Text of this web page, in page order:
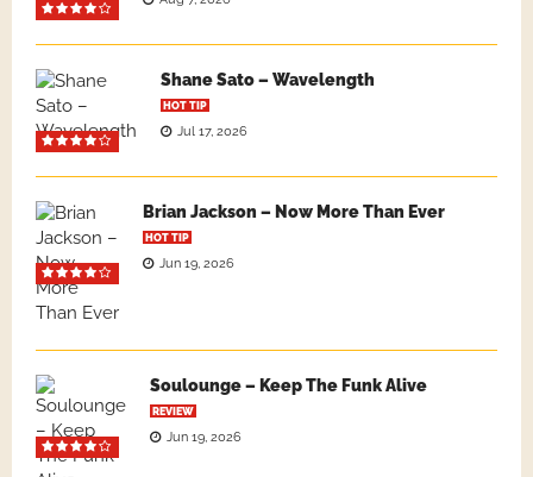
Shane Sato – Wavelength
HOT TIP
Jul 17, 2026
Brian Jackson – Now More Than Ever
HOT TIP
Jun 19, 2026
Soulounge – Keep The Funk Alive
REVIEW
Jun 19, 2026